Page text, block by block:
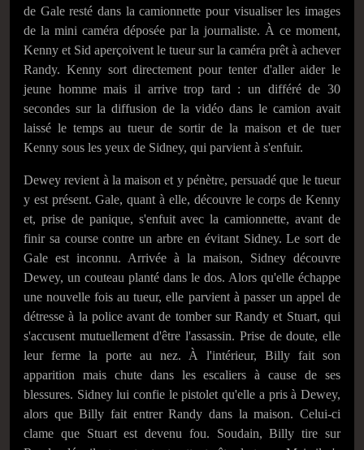
de Gale resté dans la camionnette pour visualiser les images
de la mini caméra déposée par la journaliste. À ce moment,
Kenny et Sid aperçoivent le tueur sur la caméra prêt à achever
Randy. Kenny sort directement pour tenter d'aller aider le
jeune homme mais il arrive trop tard : un différé de 30
secondes sur la diffusion de la vidéo dans le camion avait
laissé le temps au tueur de sortir de la maison et de tuer
Kenny sous les yeux de Sidney, qui parvient à s'enfuir.
Dewey revient à la maison et y pénètre, persuadé que le tueur
y est présent. Gale, quant à elle, découvre le corps de Kenny
et, prise de panique, s'enfuit avec la camionnette, avant de
finir sa course contre un arbre en évitant Sidney. Le sort de
Gale est inconnu. Arrivée à la maison, Sidney découvre
Dewey, un couteau planté dans le dos. Alors qu'elle échappe
une nouvelle fois au tueur, elle parvient à passer un appel de
détresse à la police avant de tomber sur Randy et Stuart, qui
s'accusent mutuellement d'être l'assassin. Prise de doute, elle
leur ferme la porte au nez. À l'intérieur, Billy fait son
apparition mais chute dans les escaliers à cause de ses
blessures. Sidney lui confie le pistolet qu'elle a pris à Dewey,
alors que Billy fait entrer Randy dans la maison. Celui-ci
clame que Stuart est devenu fou. Soudain, Billy tire sur